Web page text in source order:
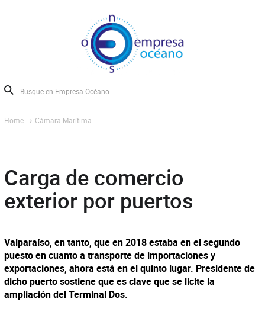
Home Cámara Marítima
Carga de comercio
exterior por puertos
Valparaíso, en tanto, que en 2018 estaba en el segundo
puesto en cuanto a transporte de importaciones y
exportaciones, ahora está en el quinto lugar. Presidente de
dicho puerto sostiene que es clave que se licite la
ampliación del Terminal Dos.